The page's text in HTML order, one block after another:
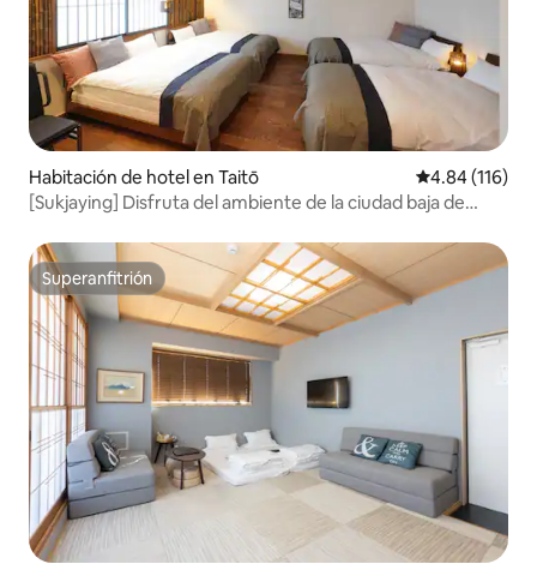
Habitación de hotel en Taitō Calificación
4.84 (116)
[Sukjaying] Disfruta del ambiente de la ciudad baja de
dormitorios de 60 ㎡ a 2 minutos a pie de la estación de
Iriya/6 minutos de la estación de Yinggu!
Superanfitrión
Superanfitrión